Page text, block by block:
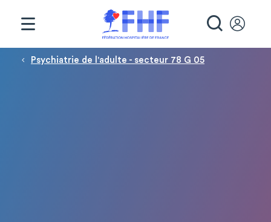
Fil d'Ariane
Psychiatrie de l'adulte - secteur 78 G 05
Panneau de gestion des cookies